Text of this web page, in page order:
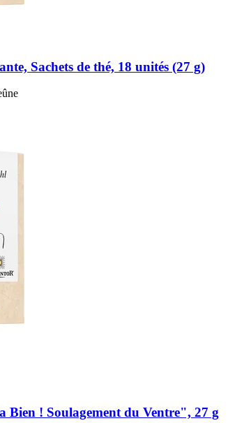
Sachets de thé, 18 unités (27 g)
Bien ! Soulagement du Ventre", 27 g